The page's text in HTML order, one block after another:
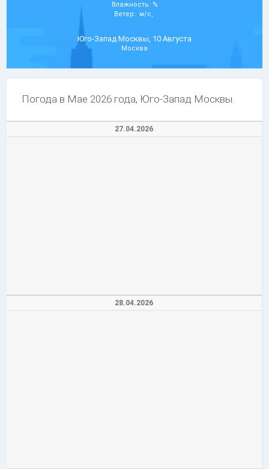
Влажность: %
Ветер: м/с,
Юго-Запад Москвы, 10 Августа
Москва
Погода в Мае 2026 года, Юго-Запад Москвы.
27.04.2026
28.04.2026